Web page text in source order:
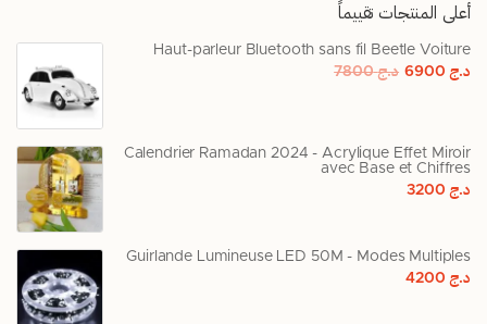
أعلى المنتجات تقييماً
Haut-parleur Bluetooth sans fil Beetle Voiture
د.ج6900 د.ج7800
Calendrier Ramadan 2024 - Acrylique Effet Miroir
avec Base et Chiffres
د.ج3200
Guirlande Lumineuse LED 50M - Modes Multiples
د.ج4200